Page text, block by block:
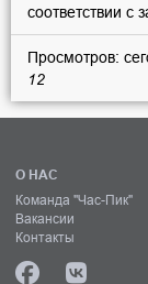
соответствии с
Просмотров:
12
О НАС
Команда "Час-Пик"
Вакансии
Контакты